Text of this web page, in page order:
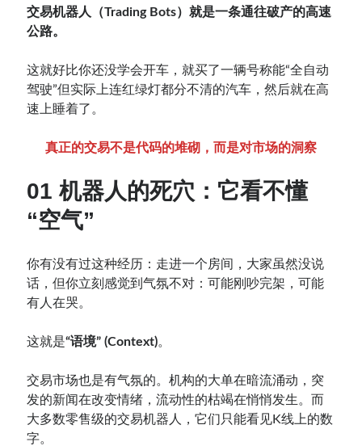
交易机器人（Trading Bots）就是一条通往破产的高速
公路。
这就好比你还没学会开车，就买了一辆号称能“全自动
驾驶”但实际上连红绿灯都分不清的汽车，然后就在高
速上睡着了。
真正的交易不是代码的堆砌，而是对市场的洞察
01 机器人的死穴：它看不懂
“空气”
你有没有过这种经历：走进一个房间，大家虽然没说
话，但你立刻感觉到气氛不对：可能刚吵完架，可能
有人在哭。
这就是“语境” (Context)。
交易市场也是有气氛的。机构的大单在暗流涌动，突
发的新闻在改变情绪，流动性的枯竭在悄悄发生。而
大多数零售级的交易机器人，它们只能看见K线上的数
字。